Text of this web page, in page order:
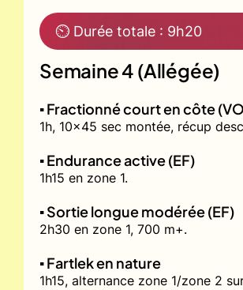
⏲ Durée totale : 9h20
Semaine 4 (Allégée)
▪️ Fractionné court en côte
1h, 10x45 sec montée, récup
▪️ Endurance active (EF)
1h15 en zone 1.
▪️ Sortie longue modérée (EF)
2h30 en zone 1, 700 m+.
▪️ Fartlek en nature
1h15, alternance zone 1/zone 2